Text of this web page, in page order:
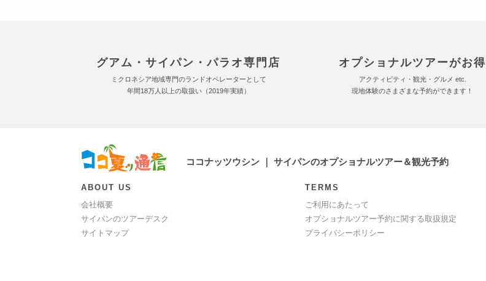
グアム・サイパン・パラオ専門店
ミクロネシア地域専門のランドオペレーターとして
年間18万人以上の取扱い（2019年実績）
オプショナルツアーがお得
アクティビティ・観光・グルメ etc.
現地体験のさまざまな予約ができます！
ココナッツウシン ｜ サイパンのオプショナルツアー＆観光予約
ABOUT US
会社概要
サイパンのツアーデスク
サイトマップ
TERMS
ご利用にあたって
オプショナルツアー予約に関する取扱規定
プライバシーポリシー